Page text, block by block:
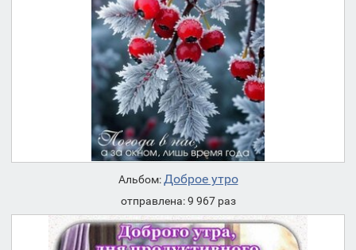
Альбом:Доброе утро
отправлена: 9 967 раз